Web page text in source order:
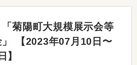
菊陽町大規模展示会等
【2023年07月10日〜
】